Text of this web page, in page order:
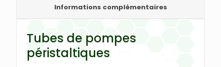
Informations complémentaires
Tubes de pompes
péristaltiques